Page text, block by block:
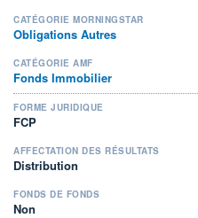
CATÉGORIE MORNINGSTAR
Obligations Autres
CATÉGORIE AMF
Fonds Immobilier
FORME JURIDIQUE
FCP
AFFECTATION DES RÉSULTATS
Distribution
FONDS DE FONDS
Non